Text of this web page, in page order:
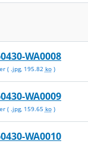
WA0008
( .jpg, 195.82 ko)
WA0009
( .jpg, 159.65 ko)
WA0010